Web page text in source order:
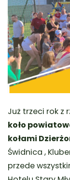
Już trzeci rok z
koło
kołami
Świdnica ,
przede